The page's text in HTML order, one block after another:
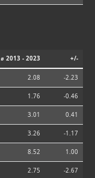
⌀ 2013 - 2023 +/-
2.08 -2.23
1.76 -0.46
3.01 0.41
3.26 -1.17
8.52 1.00
2.75 -2.67